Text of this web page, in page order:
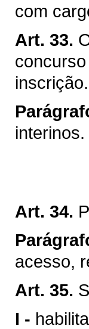
com
Art. 33.
inscrição.
interinos.
Art. 34.
acesso,
Art. 35.
I -